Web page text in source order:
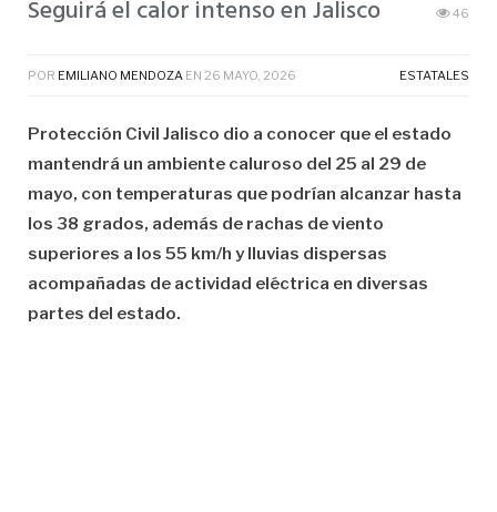
Seguirá el calor intenso en Jalisco 46
POR EMILIANO MENDOZA EN 26 MAYO, 2026 ESTATALES
Protección Civil Jalisco dio a conocer que el estado
mantendrá un ambiente caluroso del 25 al 29 de
mayo, con temperaturas que podrían alcanzar hasta
los 38 grados, además de rachas de viento
superiores a los 55 km/h y lluvias dispersas
acompañadas de actividad eléctrica en diversas
partes del estado.